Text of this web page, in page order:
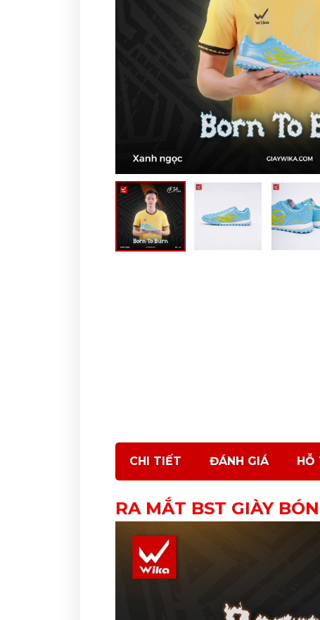
CHI TIẾT ĐÁNH GIÁ HỖ
RA MẮT BST GIÀY